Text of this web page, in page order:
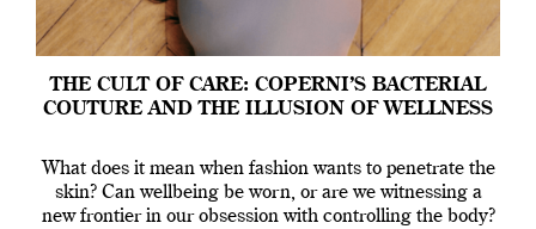
THE CULT OF CARE: COPERNI’S BACTERIAL
COUTURE AND THE ILLUSION OF WELLNESS
What does it mean when fashion wants to penetrate the
skin? Can wellbeing be worn, or are we witnessing a
new frontier in our obsession with controlling the body?